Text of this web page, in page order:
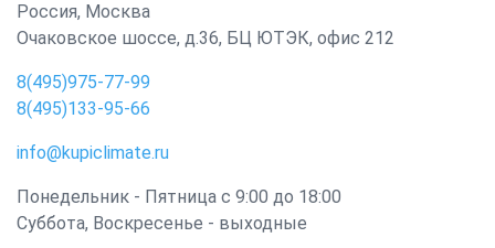
Россия, Москва
Очаковское шоссе, д.36, БЦ ЮТЭК, офис 212
8(495)975-77-99
8(495)133-95-66
info@kupiclimate.ru
Понедельник - Пятница с 9:00 до 18:00
Суббота, Воскресенье - выходные